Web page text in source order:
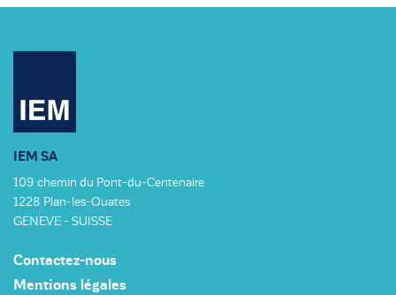
IEM SA
109 chemin du Pont-du-Centenaire
1228 Plan-les-Ouates
GENEVE - SUISSE
Contactez-nous
Mentions légales